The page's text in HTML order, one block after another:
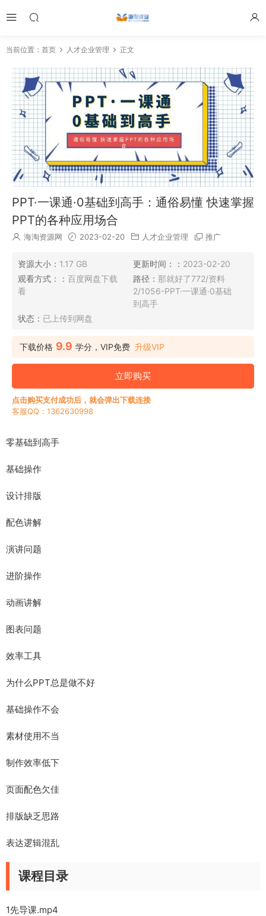
当前位置： 首页 人才企业管理 正文
PPT·一课通·0基础到高手：通俗易懂 快速掌握
PPT的各种应用场合
海淘资源网 2023-02-20 人才企业管理 推广
资源大小： 1.17 GB 更新时间：： 2023-02-20
观看方式：： 百度网盘下载
看
路径： 那就好了772/资料
2/1056-PPT·一课通·0基础
到高手
状态： 已上传到网盘
下载价格 9.9 学分，VIP免费 升级VIP
立即购买
点击购买支付成功后，就会弹出下载连接
客服QQ：1362630998
零基础到高手
基础操作
设计排版
配色讲解
演讲问题
进阶操作
动画讲解
图表问题
效率工具
为什么PPT总是做不好
基础操作不会
素材使用不当
制作效率低下
页面配色欠佳
排版缺乏思路
表达逻辑混乱
课程目录
1先导课.mp4